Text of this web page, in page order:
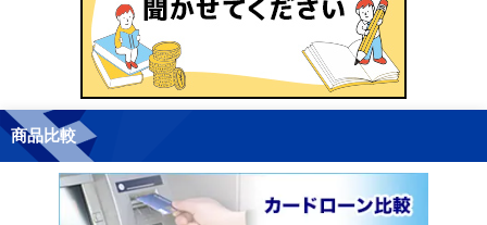
商品比較